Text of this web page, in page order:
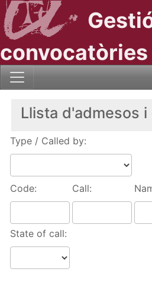
convocatòries
Llista d'admesos
Type / Called by:
Code: Call:
State of call: